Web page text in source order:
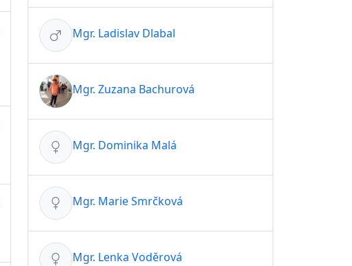
Mgr. Ladislav Dlabal
Mgr. Zuzana Bachurová
Mgr. Dominika Malá
Mgr. Marie Smrčková
Mgr. Lenka Voděrová